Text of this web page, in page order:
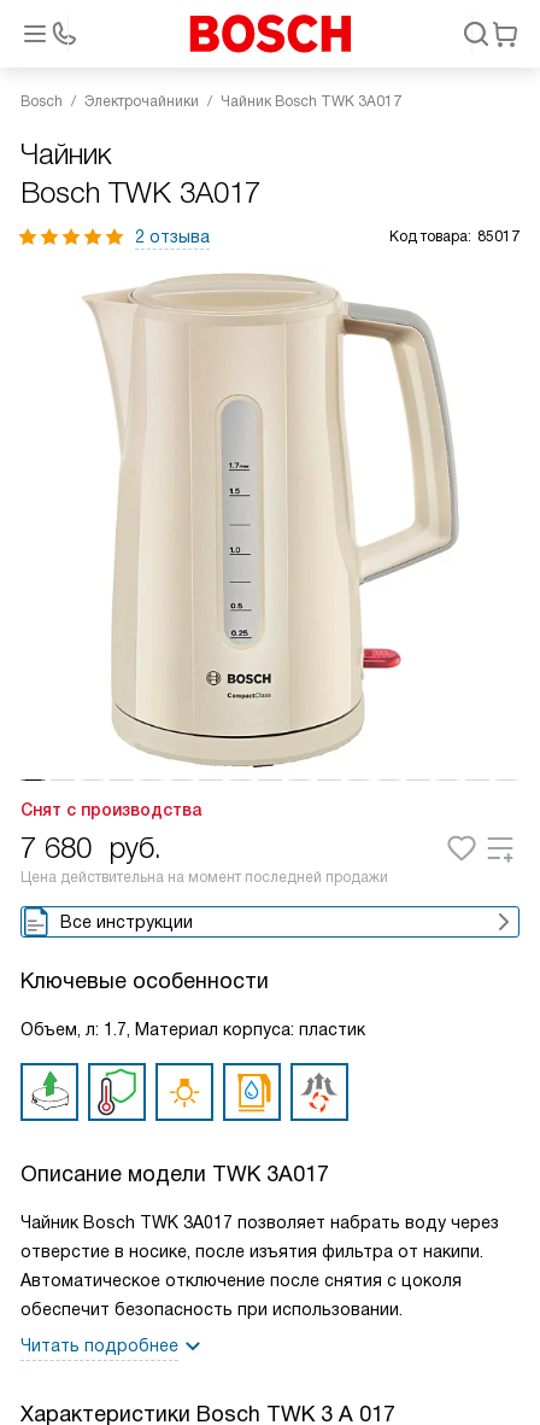
Bosch Электрочайники Чайник Bosch TWK 3A017
Чайник
Bosch TWK 3A017
2 отзыва Код товара: 85017
Снят с производства
7 680 руб.
Цена действительна на момент последней продажи
Все инструкции
Ключевые особенности
Объем, л: 1.7, Материал корпуса: пластик
Описание модели TWK 3A017
Чайник Bosch TWK 3A017 позволяет набрать воду через
отверстие в носике, после изъятия фильтра от накипи.
Автоматическое отключение после снятия с цоколя
обеспечит безопасность при использовании.
Читать подробнее
Характеристики Bosch TWK 3 A 017